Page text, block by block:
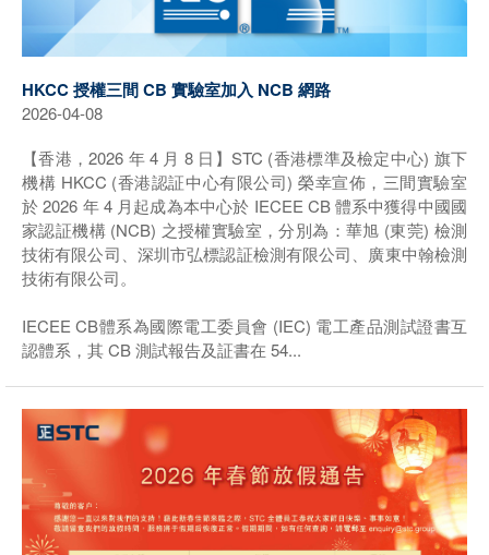
HKCC 授權三間 CB 實驗室加入 NCB 網路
2026-04-08
【香港，2026 年 4 月 8 日】STC (香港標準及檢定中心) 旗下
機構 HKCC (香港認証中心有限公司) 榮幸宣佈，三間實驗室
於 2026 年 4 月起成為本中心於 IECEE CB 體系中獲得中國國
家認証機構 (NCB) 之授權實驗室，分別為：華旭 (東莞) 檢測
技術有限公司、深圳市弘標認証檢測有限公司、廣東中翰檢測
技術有限公司。
IECEE CB體系為國際電工委員會 (IEC) 電工產品測試證書互
認體系，其 CB 測試報告及証書在 54...